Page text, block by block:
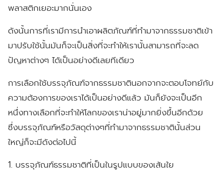
พลาสติกเยอะมากนั่นเอง
ดังนั้นการที่เรามีการนำเอาผลิตภัณฑ์ที่ทำมาจากธรรมชาติเข้า
มาปรับใช้นั้นมันก็จะเป็นสิ่งที่จะทำให้เรานั้นสามารถที่จะลด
ปัญหาต่างๆ ได้เป็นอย่างดีเลยทีเดียว
การเลือกใช้บรรจุภัณฑ์จากธรรมชาตินอกจากจะตอบโจทย์กับ
ความต้องการของเราได้เป็นอย่างดีแล้ว มันก็ยังจะเป็นอีก
หนึ่งทางเลือกที่จะทำให้โลกของเราน่าอยู่มากยิ่งขึ้นอีกด้วย
ซึ่งบรรจุภัณฑ์หรือวัสดุต่างๆที่ทำมาจากธรรมชาตินั้นส่วน
ใหญ่ก็จะมีดังต่อไปนี้
1. บรรจุภัณฑ์ธรรมชาติที่เป็นในรูปแบบของเส้นใย